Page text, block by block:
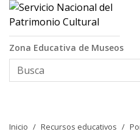
Contenido principal
Zona Educativa de Museos
Inicio Recursos educativos